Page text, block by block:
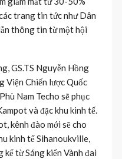
trang tin tức như Dân
thông tin từ một hội
GS.TS Nguyễn Hồng
Viện Chiến lược Quốc
Nam Techo sẽ phục
và đặc khu kinh tế.
kênh đào mới sẽ cho
kinh tế Sihanoukville,
kể từ Sáng kiến Vành đai